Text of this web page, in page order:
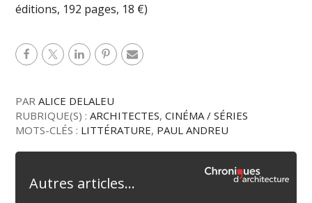
éditions, 192 pages, 18 €)
PARALICE DELALEU
RUBRIQUE(S) :ARCHITECTES,CINÉMA / SÉRIES
MOTS-CLÉS : LITTÉRATURE, PAUL ANDREU
Autres articles...